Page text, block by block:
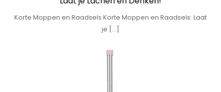
Korte Moppen en Raadsels Korte Moppen en Raadsels: Laat
je […]